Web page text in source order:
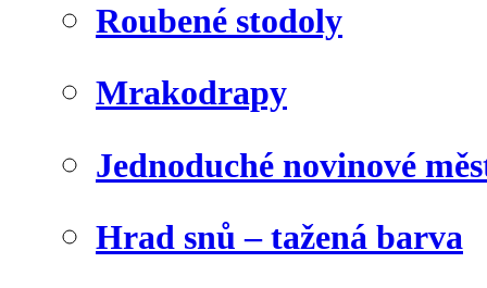
Roubené stodoly
Mrakodrapy
Jednoduché novinové
Hrad snů – tažená barva